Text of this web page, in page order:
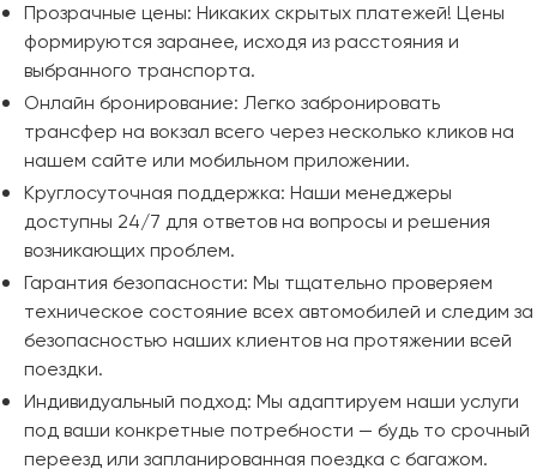
Прозрачные цены: Никаких скрытых платежей! Цены
формируются заранее, исходя из расстояния и
выбранного транспорта.
Онлайн бронирование: Легко забронировать
трансфер на вокзал всего через несколько кликов на
нашем сайте или мобильном приложении.
Круглосуточная поддержка: Наши менеджеры
доступны 24/7 для ответов на вопросы и решения
возникающих проблем.
Гарантия безопасности: Мы тщательно проверяем
техническое состояние всех автомобилей и следим за
безопасностью наших клиентов на протяжении всей
поездки.
Индивидуальный подход: Мы адаптируем наши услуги
под ваши конкретные потребности — будь то срочный
переезд или запланированная поездка с багажом.